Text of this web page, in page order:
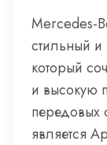
Mercedes-
стильный
который
и высокую
передовых
является